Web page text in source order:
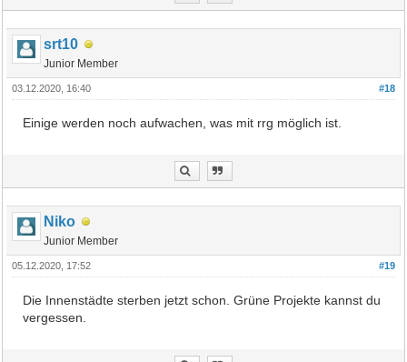
srt10
Junior Member
#18
03.12.2020, 16:40
Einige werden noch aufwachen, was mit rrg möglich ist.
Niko
Junior Member
#19
05.12.2020, 17:52
Die Innenstädte sterben jetzt schon. Grüne Projekte kannst du
vergessen.